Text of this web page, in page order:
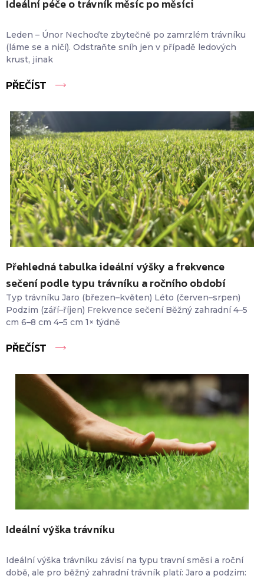
Ideální péče o trávník měsíc po měsíci
Leden – Únor Nechoďte zbytečně po zamrzlém trávníku
(láme se a ničí). Odstraňte sníh jen v případě ledových
krust, jinak
PŘEČÍST
Přehledná tabulka ideální výšky a frekvence
sečení podle typu trávníku a ročního období
Typ trávníku Jaro (březen–květen) Léto (červen–srpen)
Podzim (září–říjen) Frekvence sečení Běžný zahradní 4–5
cm 6–8 cm 4–5 cm 1× týdně
PŘEČÍST
Ideální výška trávníku
Ideální výška trávníku závisí na typu travní směsi a roční
době, ale pro běžný zahradní trávník platí: Jaro a podzim: